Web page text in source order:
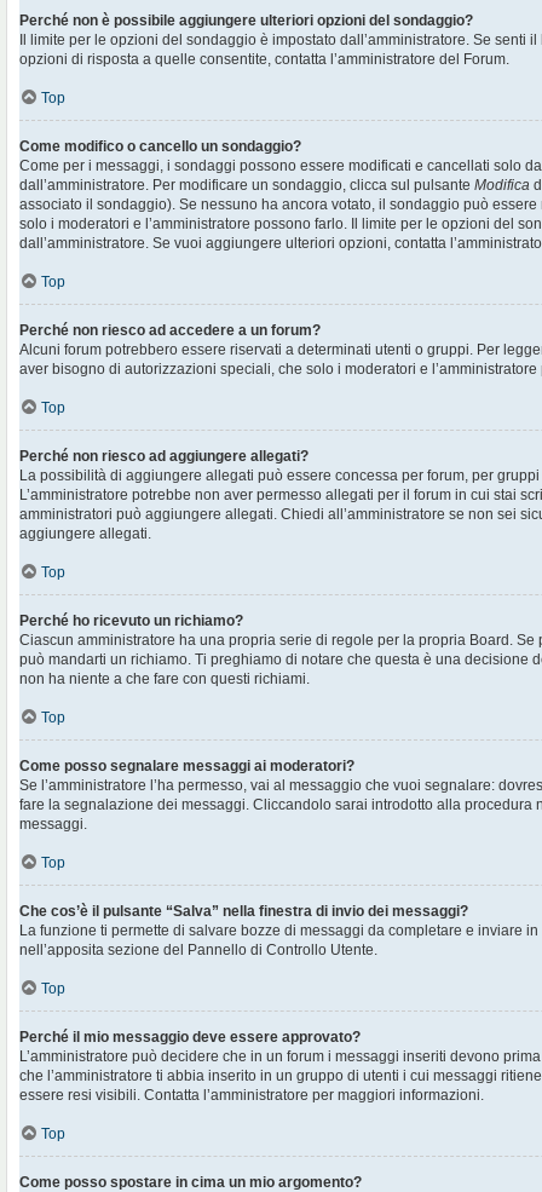
Perché non è possibile aggiungere ulteriori opzioni del sondaggio?
Il limite per le opzioni del sondaggio è impostato dall’amministratore. Se senti
opzioni di risposta a quelle consentite, contatta l’amministratore del Forum.
Top
Come modifico o cancello un sondaggio?
Come per i messaggi, i sondaggi possono essere modificati e cancellati solo
dall’amministratore. Per modificare un sondaggio, clicca sul pulsante Modifica
associato il sondaggio). Se nessuno ha ancora votato, il sondaggio può
solo i moderatori e l’amministratore possono farlo. Il limite per le opzioni del
dall’amministratore. Se vuoi aggiungere ulteriori opzioni, contatta
Top
Perché non riesco ad accedere a un forum?
Alcuni forum potrebbero essere riservati a determinati utenti o gruppi. Per
aver bisogno di autorizzazioni speciali, che solo i moderatori e
Top
Perché non riesco ad aggiungere allegati?
La possibilità di aggiungere allegati può essere concessa per forum, per
L’amministratore potrebbe non aver permesso allegati per il forum in cui stai
amministratori può aggiungere allegati. Chiedi all’amministratore se non sei
aggiungere allegati.
Top
Perché ho ricevuto un richiamo?
Ciascun amministratore ha una propria serie di regole per la propria Board.
può mandarti un richiamo. Ti preghiamo di notare che questa è una decisione
non ha niente a che fare con questi richiami.
Top
Come posso segnalare messaggi ai moderatori?
Se l’amministratore l’ha permesso, vai al messaggio che vuoi segnalare:
fare la segnalazione dei messaggi. Cliccandolo sarai introdotto alla procedura
messaggi.
Top
Che cos’è il pulsante “Salva” nella finestra di invio dei messaggi?
La funzione ti permette di salvare bozze di messaggi da completare e inviare
nell’apposita sezione del Pannello di Controllo Utente.
Top
Perché il mio messaggio deve essere approvato?
L’amministratore può decidere che in un forum i messaggi inseriti devono
che l’amministratore ti abbia inserito in un gruppo di utenti i cui messaggi
essere resi visibili. Contatta l’amministratore per maggiori informazioni.
Top
Come posso spostare in cima un mio argomento?